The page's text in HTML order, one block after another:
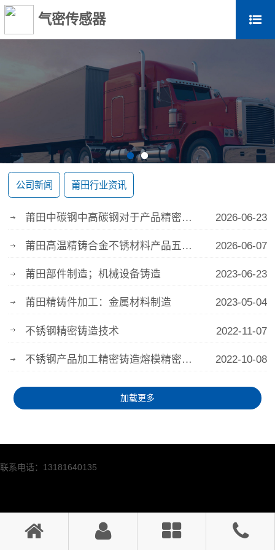
气密传感器
公司新闻 莆田行业资讯
莆田中碳钢中高碳钢对于产品精密铸造特性的要求 2026-06-23
莆田高温精铸合金不锈材料产品五金精密铸造 2026-06-07
莆田部件制造；机械设备铸造 2023-06-23
莆田精铸件加工：金属材料制造 2023-05-04
不锈钢精密铸造技术 2022-11-07
不锈钢产品加工精密铸造熔模精密铸造蜡型 2022-10-08
加载更多
联系电话：13181640135